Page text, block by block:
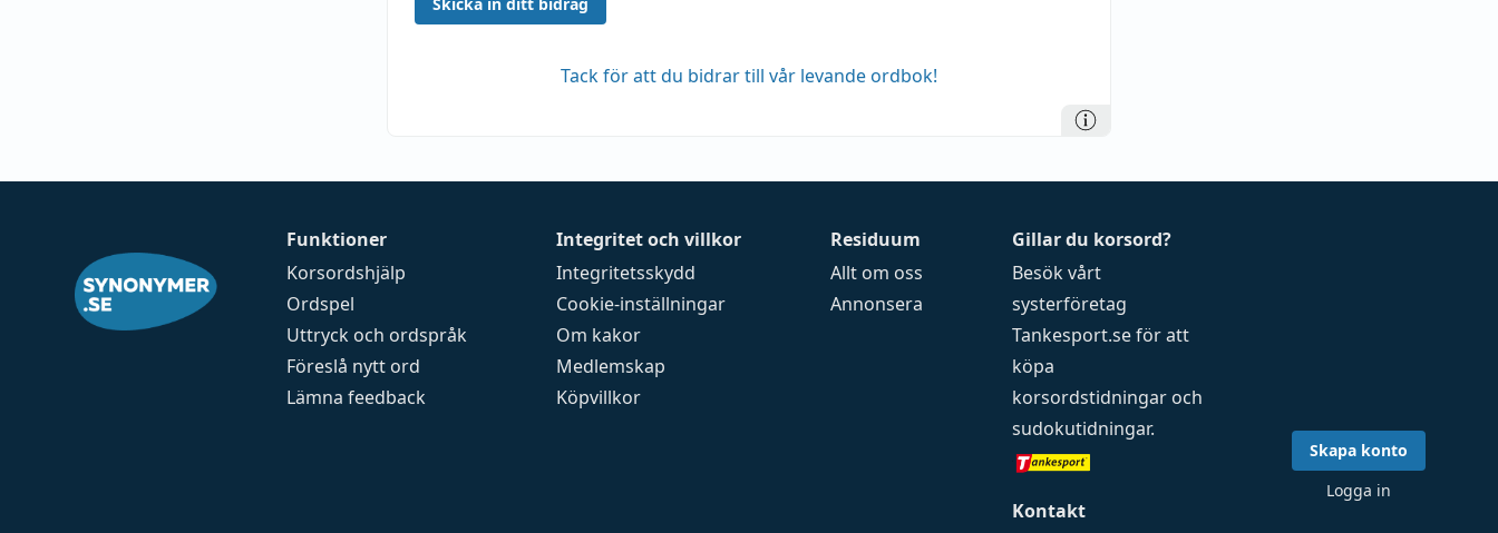
Tack för att du bidrar till vår levande ordbok!
Funktioner
Korsordshjälp
Ordspel
Uttryck och ordspråk
Föreslå nytt ord
Lämna feedback
Integritet och villkor
Integritetsskydd
Cookie-inställningar
Om kakor
Medlemskap
Köpvillkor
Residuum
Allt om oss
Annonsera
Gillar du korsord?
Besök vårt
systerföretag
Tankesport.seför att
köpa
korsordstidningar och
sudokutidningar.
Kontakt
Skapa konto
Logga in